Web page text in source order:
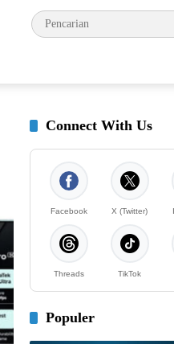
Connect With Us
Facebook X (Twitter)
Threads TikTok
Populer